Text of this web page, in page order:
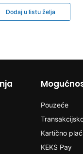
Dodaj u listu želja
Pouzeće
Kartično
KEKS Pay